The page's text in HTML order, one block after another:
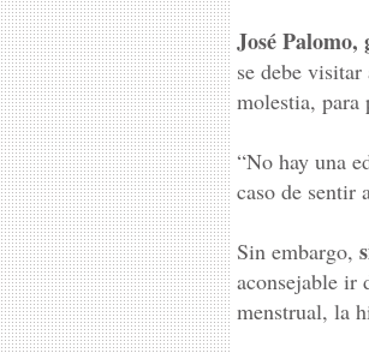
José
se debe
molestia, para
“No hay una
caso de sentir
Sin embargo,
aconsejable ir
menstrual, la